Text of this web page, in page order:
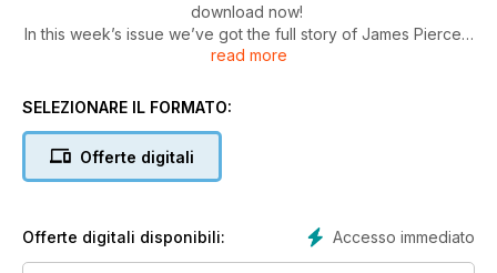
download now!
In this week’s issue we’ve got the full story of James Pierce’s
capture of The Ulcer Fish from Wellington Country Park and
bank seventies from two different countries.
A report from the second round of heats.
read more
SELEZIONARE IL FORMATO:
Offerte digitali
Accesso immediato
Offerte digitali disponibili: